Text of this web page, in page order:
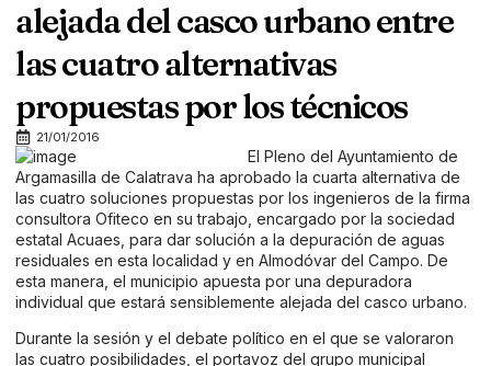
alejada del casco urbano entre
las cuatro alternativas
propuestas por los técnicos
21/01/2016
El Pleno del Ayuntamiento de
Argamasilla de Calatrava ha aprobado la cuarta alternativa de
las cuatro soluciones propuestas por los ingenieros de la firma
consultora Ofiteco en su trabajo, encargado por la sociedad
estatal Acuaes, para dar solución a la depuración de aguas
residuales en esta localidad y en Almodóvar del Campo. De
esta manera, el municipio apuesta por una depuradora
individual que estará sensiblemente alejada del casco urbano.
Durante la sesión y el debate político en el que se valoraron
las cuatro posibilidades, el portavoz del grupo municipal